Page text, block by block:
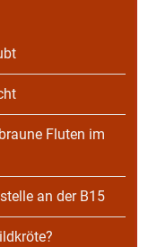
Fluten im
an der B15